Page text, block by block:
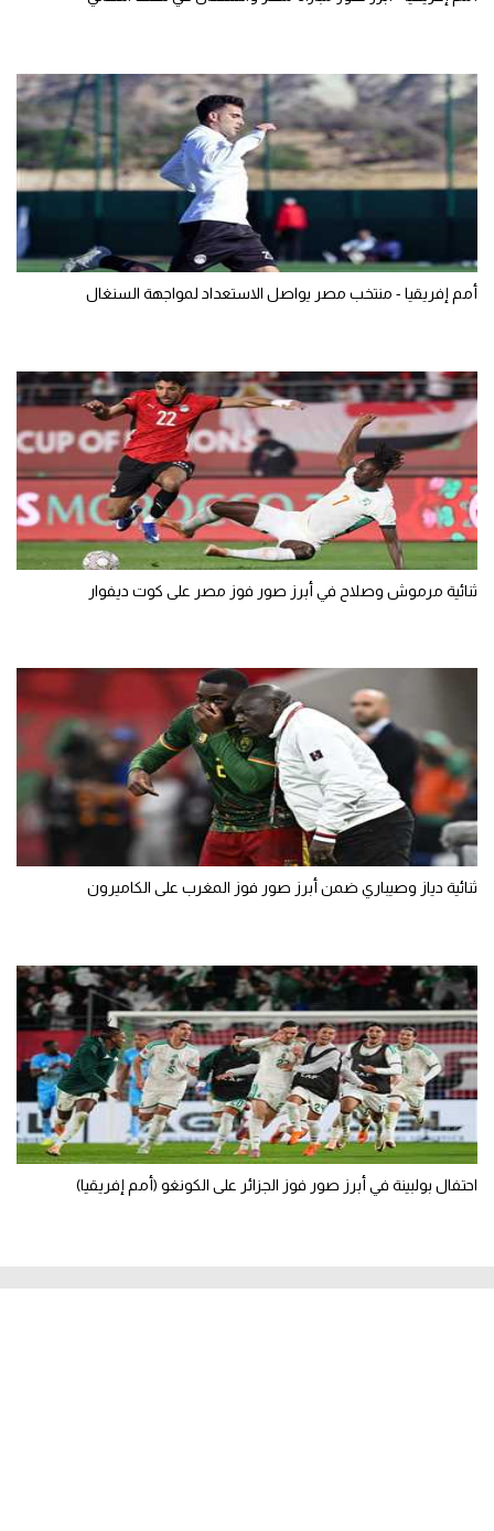
أمم إفريقيا - منتخب مصر يواصل الاستعداد لمواجهة السنغال
ثنائية مرموش وصلاح في أبرز صور فوز مصر على كوت ديفوار
ثنائية دياز وصيباري ضمن أبرز صور فوز المغرب على الكاميرون
احتفال بولبينة في أبرز صور فوز الجزائر على الكونغو (أمم إفريقيا)